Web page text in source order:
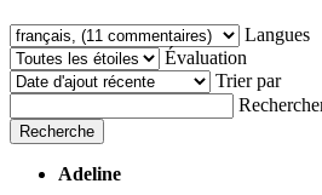
Langues
Évaluation
Trier par
Recherche
Adeline